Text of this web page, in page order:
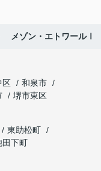
メゾン・エトワールⅠ
区
和泉市
堺市東区
東助松町
田下町